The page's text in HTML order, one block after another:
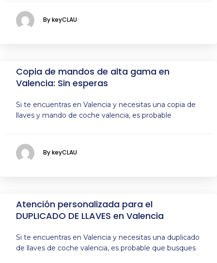
By keyCLAU
Copia de mandos de alta gama en
Valencia: Sin esperas
Si te encuentras en Valencia y necesitas una copia de
llaves y mando de coche valencia, es probable
By keyCLAU
Atención personalizada para el
DUPLICADO DE LLAVES en Valencia
Si te encuentras en Valencia y necesitas una duplicado
de llaves de coche valencia, es probable que busques